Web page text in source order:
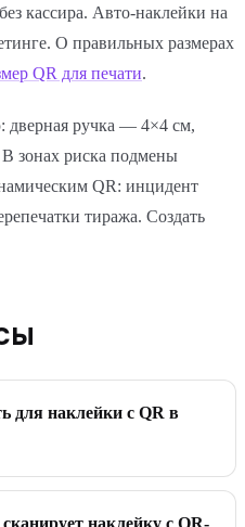
кассира. Авто-наклейки на
О правильных размерах
QR для печати.
дверная ручка — 4×4 см,
зонах риска подмены
QR: инцидент
тиража. Создать
для наклейки с QR в
наклейку с QR-